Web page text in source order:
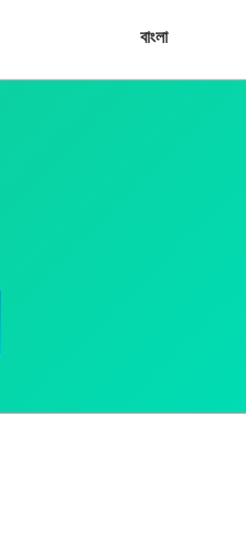
বাংলা